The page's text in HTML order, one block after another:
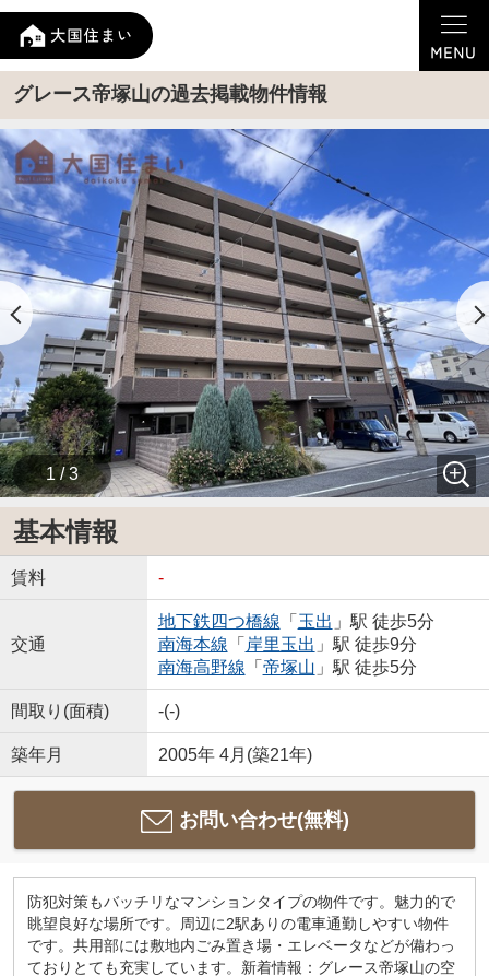
グレース帝塚山の過去掲載物件情報
1 / 3
基本情報
賃料 -
交通
地下鉄四つ橋線 「 玉出 」駅 徒歩5分
南海本線 「 岸里玉出 」駅 徒歩9分
南海高野線 「 帝塚山 」駅 徒歩5分
間取り(面積) -(-)
築年月 2005年 4月(築21年)
お問い合わせ(無料)
防犯対策もバッチリなマンションタイプの物件です。魅力的で
眺望良好な場所です。周辺に2駅ありの電車通勤しやすい物件
です。共用部には敷地内ごみ置き場・エレベータなどが備わっ
ておりとても充実しています。新着情報：グレース帝塚山の空